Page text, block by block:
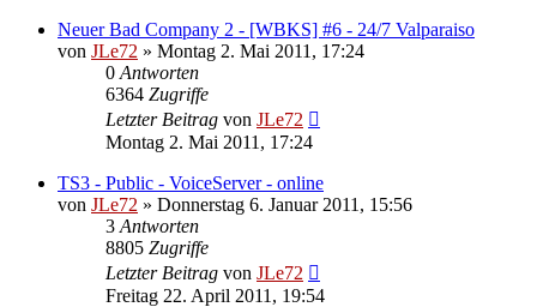
Neuer Bad Company 2 - [WBKS] #6 - 24/7 Valparaiso
von JLe72 » Montag 2. Mai 2011, 17:24
0 Antworten
6364 Zugriffe
Letzter Beitrag von JLe72
Montag 2. Mai 2011, 17:24
TS3 - Public - VoiceServer - online
von JLe72 » Donnerstag 6. Januar 2011, 15:56
3 Antworten
8805 Zugriffe
Letzter Beitrag von JLe72
Freitag 22. April 2011, 19:54